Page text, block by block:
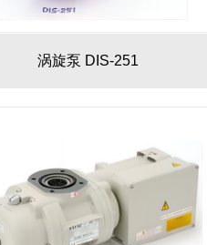
涡旋泵 DIS-251